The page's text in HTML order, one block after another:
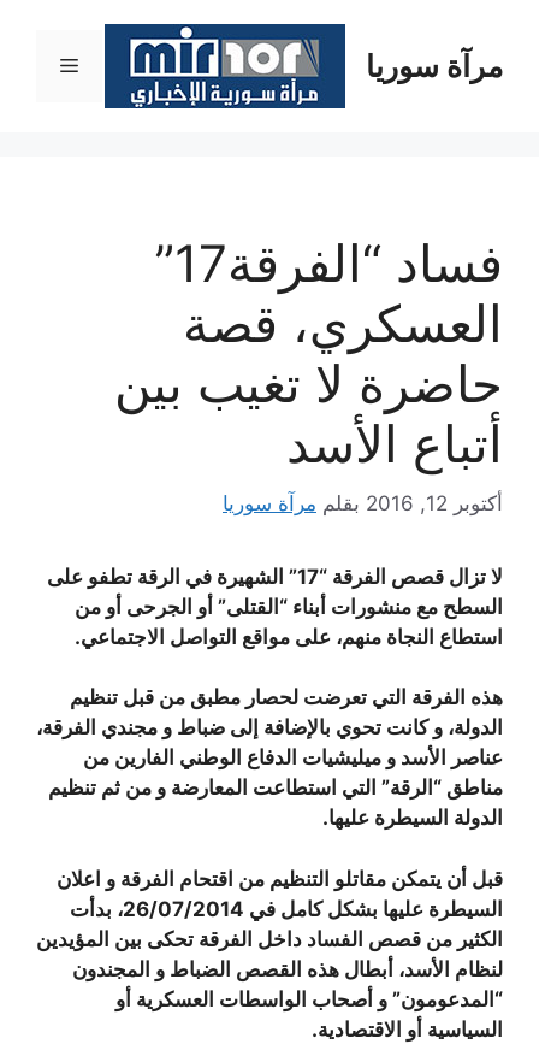
المحتوىمرآة سوريا القائمة
فساد “الفرقة17”
العسكري، قصة
حاضرة لا تغيب بين
أتباع الأسد
أكتوبر 12, 2016 بقلم مرآة سوريا
لا تزال قصص الفرقة “17” الشهيرة في الرقة تطفو على
السطح مع منشورات أبناء “القتلى” أو الجرحى أو من
استطاع النجاة منهم، على مواقع التواصل الاجتماعي.
هذه الفرقة التي تعرضت لحصار مطبق من قبل تنظيم
الدولة، و كانت تحوي بالإضافة إلى ضباط و مجندي الفرقة،
عناصر الأسد و ميليشيات الدفاع الوطني الفارين من
مناطق “الرقة” التي استطاعت المعارضة و من ثم تنظيم
الدولة السيطرة عليها.
قبل أن يتمكن مقاتلو التنظيم من اقتحام الفرقة و اعلان
السيطرة عليها بشكل كامل في 26/07/2014، بدأت
الكثير من قصص الفساد داخل الفرقة تحكى بين المؤيدين
لنظام الأسد، أبطال هذه القصص الضباط و المجندون
“المدعومون” و أصحاب الواسطات العسكرية أو
السياسية أو الاقتصادية.